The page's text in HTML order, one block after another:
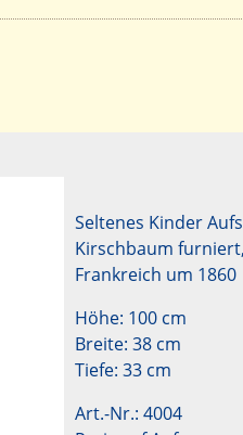
Seltenes Kinder
Kirschbaum
Frankreich um 1860
Höhe: 100 cm
Breite: 38 cm
Tiefe: 33 cm
Art.-Nr.: 4004